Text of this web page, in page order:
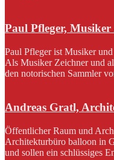
Paul Pfleger, Musiker
Paul Pfleger ist Musiker
Als Musiker Zeichner und
den notorischen Sammler
Andreas Gratl,
Öffentlicher Raum und
Architekturbüro balloon in
und sollen ein schlüssiges